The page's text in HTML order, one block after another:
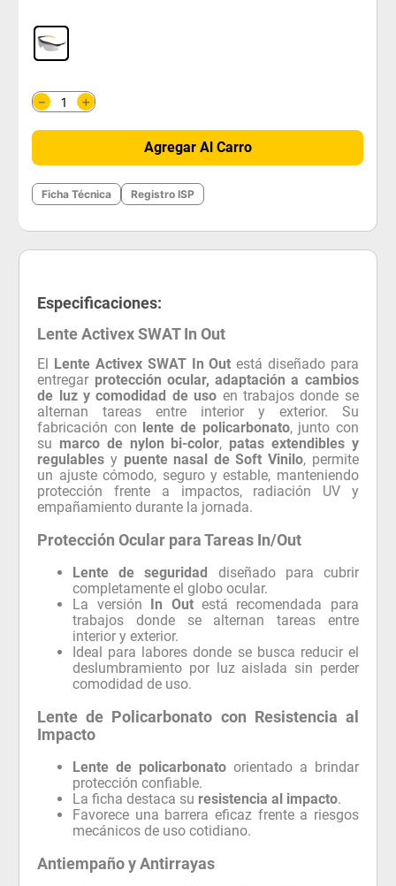
＋
－
Agregar Al Carro
Ficha Técnica Registro ISP
Especificaciones:
Lente Activex SWAT In Out
El Lente Activex SWAT In Out está diseñado para
entregar protección ocular, adaptación a cambios
de luz y comodidad de uso en trabajos donde se
alternan tareas entre interior y exterior. Su
fabricación con lente de policarbonato, junto con
su marco de nylon bi-color, patas extendibles y
regulables y puente nasal de Soft Vinilo, permite
un ajuste cómodo, seguro y estable, manteniendo
protección frente a impactos, radiación UV y
empañamiento durante la jornada.
Protección Ocular para Tareas In/Out
Lente de seguridad diseñado para cubrir
completamente el globo ocular.
La versión In Outestá recomendada para
trabajos donde se alternan tareas entre
interior y exterior.
Ideal para labores donde se busca reducir el
deslumbramiento por luz aislada sin perder
comodidad de uso.
Lente de Policarbonato con Resistencia al
Impacto
Lente de policarbonato orientado a brindar
protección confiable.
La ficha destaca su resistencia al impacto.
Favorece una barrera eficaz frente a riesgos
mecánicos de uso cotidiano.
Antiempaño y Antirrayas